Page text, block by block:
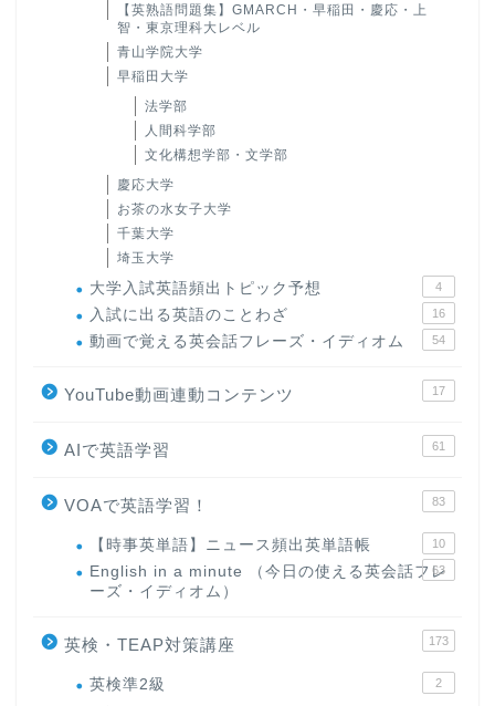
【英熟語問題集】GMARCH・早稲田・慶応・上
智・東京理科大レベル
青山学院大学
早稲田大学
法学部
人間科学部
文化構想学部・文学部
慶応大学
お茶の水女子大学
千葉大学
埼玉大学
大学入試英語頻出トピック予想 4
入試に出る英語のことわざ 16
動画で覚える英会話フレーズ・イディオム 54
YouTube動画連動コンテンツ 17
AIで英語学習 61
VOAで英語学習！ 83
【時事英単語】ニュース頻出英単語帳 10
English in a minute （今日の使える英会話フレ
ーズ・イディオム）
63
英検・TEAP対策講座 173
英検準2級 2